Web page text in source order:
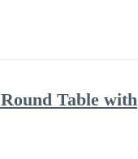
Table with